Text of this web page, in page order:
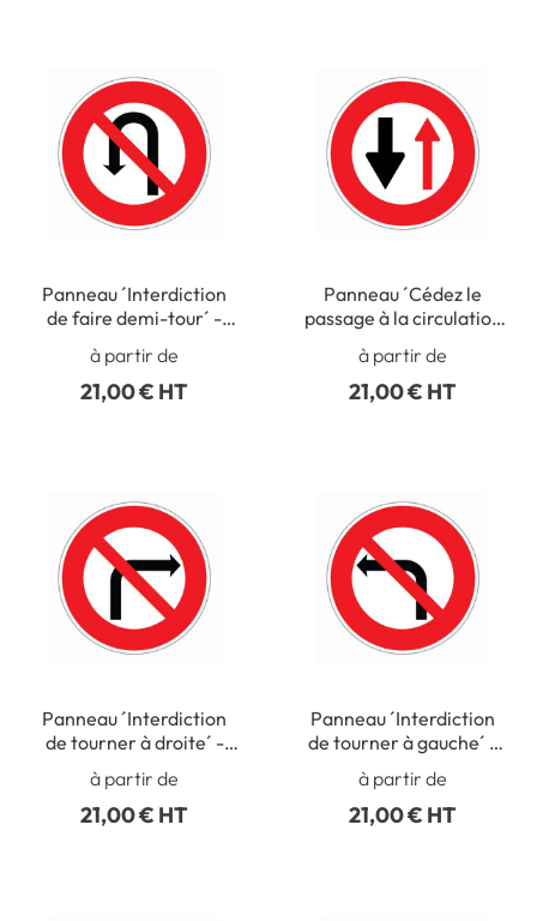
Panneau ´Interdiction
de faire demi-tour´ -
à partir de
21,00 € HT
Panneau ´Cédez le
passage à la circulation
venant en sens inverse´
- R16
à partir de
21,00 € HT
Panneau ´Interdiction
de tourner à droite´ -
à partir de
21,00 € HT
Panneau ´Interdiction
de tourner à gauche´ -
à partir de
21,00 € HT